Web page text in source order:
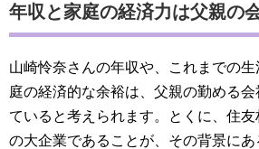
年収と家庭の経済力は父親の
山崎怜奈さんの年収や、これまでの
庭の経済的な余裕は、父親の勤める
ていると考えられます。とくに、住
の大企業であることが、その背景にあ